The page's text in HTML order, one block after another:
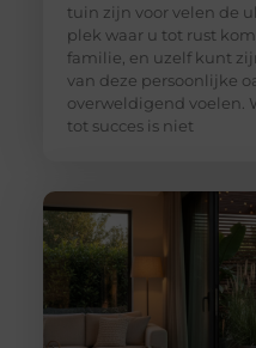
tuin zijn voor velen de
plek waar u tot rust
familie, en uzelf kunt
van deze persoonlijke
overweldigend voelen.
tot succes is niet